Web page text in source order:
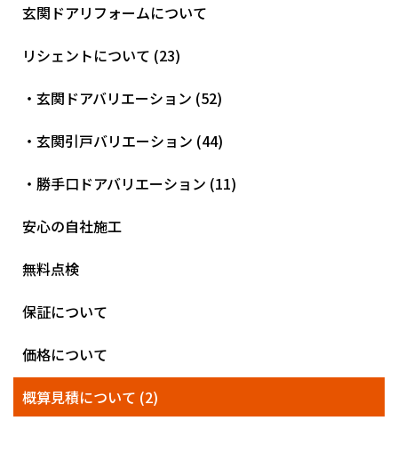
玄関ドアリフォームについて
リシェントについて (23)
・玄関ドアバリエーション (52)
・玄関引戸バリエーション (44)
・勝手口ドアバリエーション (11)
安心の自社施工
無料点検
保証について
価格について
概算見積について (2)